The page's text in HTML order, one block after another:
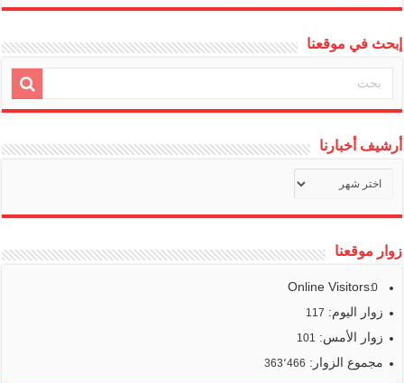
إبحث في موقعنا
أرشيف أخبارنا
أخبارنا
زوار موقعنا
Online Visitors:
0
زوار اليوم: 117
زوار الأمس: 101
مجموع الزوار: 363٬466